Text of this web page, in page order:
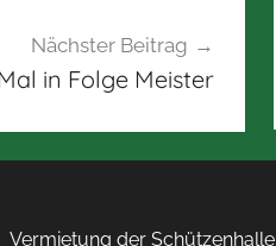
Nächster Beitrag
in Folge Meister
Vermietung der Schützenhalle